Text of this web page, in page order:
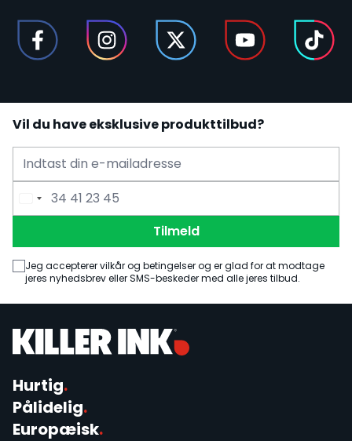
Vil du have eksklusive produkttilbud?
E-mailadresse
Telefonnummer
Tilmeld
Jeg accepterer vilkår og betingelser og er glad for at modtage
jeres nyhedsbrev eller SMS-beskeder med alle jeres tilbud.
Hurtig.
Pålidelig.
Europæisk.